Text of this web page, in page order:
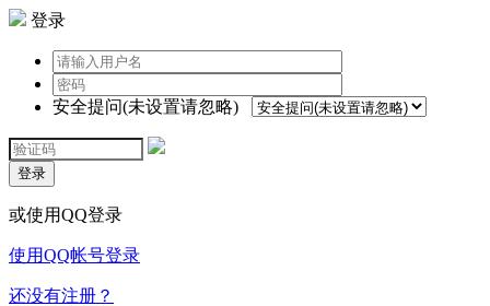
登录
安全提问(未设置请忽略)
登录
或使用QQ登录
使用QQ帐号登录
还没有注册？